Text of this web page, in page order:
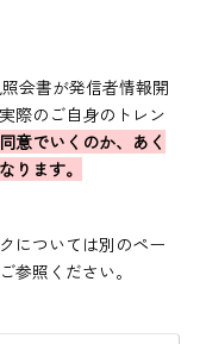
会書が発信者情報開
際のご自身のトレン
同意でいくのか、あく
ります。
については別のペー
参照ください。